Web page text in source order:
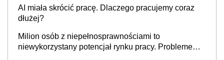
AI miała skrócić pracę. Dlaczego pracujemy coraz
dłużej?
Milion osób z niepełnosprawnościami to
niewykorzystany potencjał rynku pracy. Problemem